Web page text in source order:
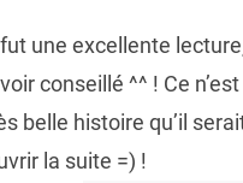
une excellente
conseillé ^^ ! Ce
belle histoire qu’il
la suite =) !